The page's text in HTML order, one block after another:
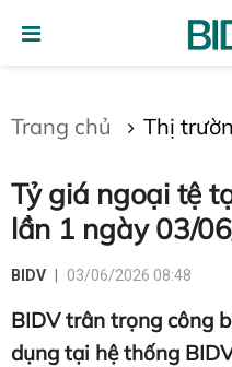
Trang chủ Thị
Tỷ giá ngoại tệ
lần 1 ngày 03/
BIDV 03/06/2026 08:48
BIDV trân trọng công
dụng tại hệ thống
Gửi bình luận